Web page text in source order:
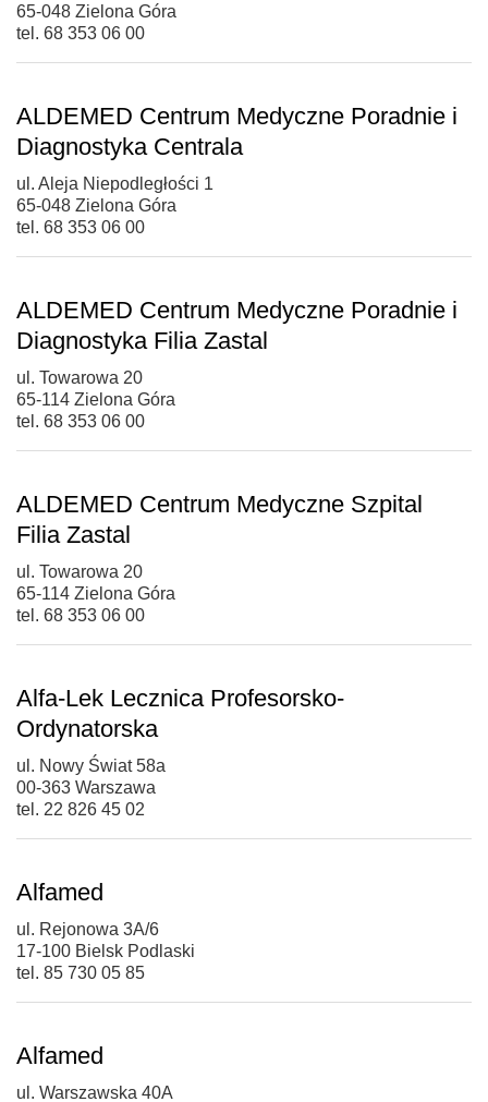
65-048 Zielona Góra
tel. 68 353 06 00
ALDEMED Centrum Medyczne Poradnie i
Diagnostyka Centrala
ul. Aleja Niepodległości 1
65-048 Zielona Góra
tel. 68 353 06 00
ALDEMED Centrum Medyczne Poradnie i
Diagnostyka Filia Zastal
ul. Towarowa 20
65-114 Zielona Góra
tel. 68 353 06 00
ALDEMED Centrum Medyczne Szpital
Filia Zastal
ul. Towarowa 20
65-114 Zielona Góra
tel. 68 353 06 00
Alfa-Lek Lecznica Profesorsko-
Ordynatorska
ul. Nowy Świat 58a
00-363 Warszawa
tel. 22 826 45 02
Alfamed
ul. Rejonowa 3A/6
17-100 Bielsk Podlaski
tel. 85 730 05 85
Alfamed
ul. Warszawska 40A